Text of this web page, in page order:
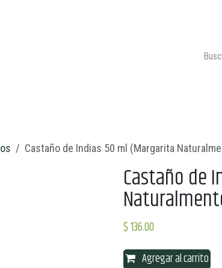
Castaño de Indias 50 ml (Margarita
Castaño de
$136.00
Agregar al carrito